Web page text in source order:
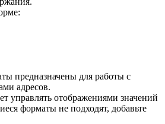
предназначены для работы с
адресов.
управлять отображениями значений
форматы не подходят, добавьте